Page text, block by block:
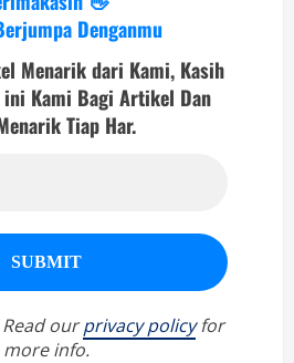
Denganmu
Menarik dari Kami, Kasih
ini Kami Bagi Artikel Dan
Tiap Har.
Read ourprivacy policyfor
more info.